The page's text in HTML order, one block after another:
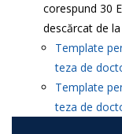
corespund 30
descărcat de
Template
teza de
Template
teza de